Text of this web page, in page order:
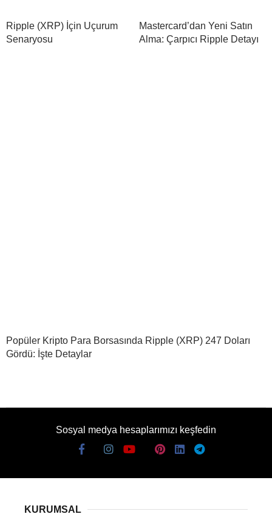
Ripple (XRP) İçin Uçurum
Senaryosu
Mastercard’dan Yeni Satın
Alma: Çarpıcı Ripple Detayı
Popüler Kripto Para Borsasında Ripple (XRP) 247 Doları
Gördü: İşte Detaylar
Sosyal medya hesaplarımızı keşfedin
KURUMSAL